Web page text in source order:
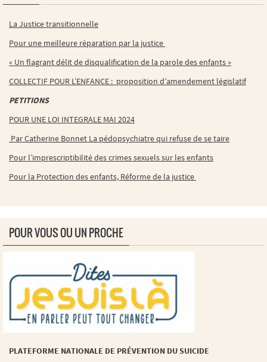
La Justice transitionnelle
Pour une meilleure réparation par la justice
« Un flagrant délit de disqualification de la parole des enfants »
COLLECTIF POUR L’ENFANCE : proposition d’amendement législatif
PETITIONS
POUR UNE LOI INTEGRALE MAI 2024
Par Catherine Bonnet La pédopsychiatre qui refuse de se taire
Pour l’imprescriptibilité des crimes sexuels sur les enfants
Pour la Protection des enfants, Réforme de la justice
POUR VOUS OU UN PROCHE
PLATEFORME NATIONALE DE PRÉVENTION DU SUICIDE